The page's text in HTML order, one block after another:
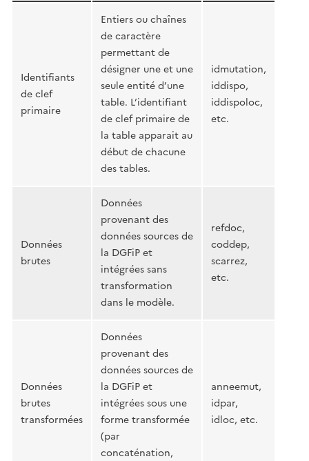
Identifiants
de clef
primaire
Entiers ou chaînes
de caractère
permettant de
désigner une et une
seule entité d’une
table. L’identifiant
de clef primaire de
la table apparait au
début de chacune
des tables.
idmutation,
iddispo,
iddispoloc,
etc.
Données
brutes
Données
provenant des
données sources de
la DGFiP et
intégrées sans
transformation
dans le modèle.
refdoc,
coddep,
scarrez,
etc.
Données
brutes
transformées
Données
provenant des
données sources de
la DGFiP et
intégrées sous une
forme transformée
(par
concaténation,
anneemut,
idpar,
idloc, etc.